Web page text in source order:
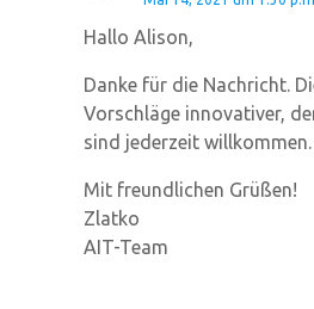
Hallo Alison,
Danke für die Nachricht.
Vorschläge innovativer,
sind jederzeit willkommen.
Mit freundlichen Grüßen!
Zlatko
AIT-Team